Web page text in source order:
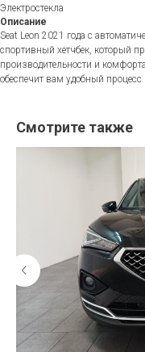
Электростекла
Описание
Seat Leon 2021 года с
спортивный хетчбек, который
производительности и
обеспечит вам удобный процесс
Смотрите также